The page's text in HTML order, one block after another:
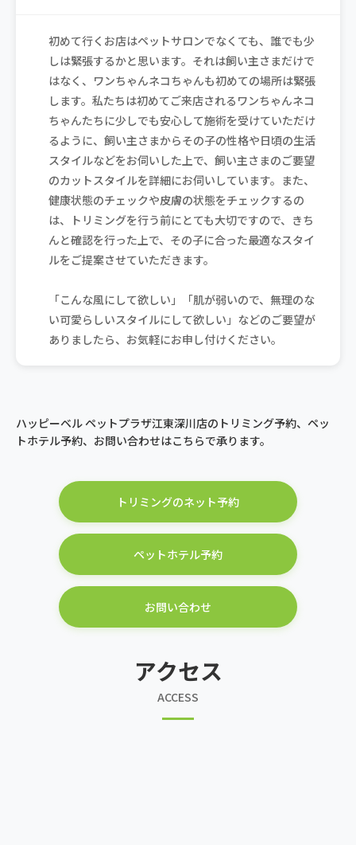
初めて行くお店はペットサロンでなくても、誰でも少
しは緊張するかと思います。それは飼い主さまだけで
はなく、ワンちゃんネコちゃんも初めての場所は緊張
します。私たちは初めてご来店されるワンちゃんネコ
ちゃんたちに少しでも安心して施術を受けていただけ
るように、飼い主さまからその子の性格や日頃の生活
スタイルなどをお伺いした上で、飼い主さまのご要望
のカットスタイルを詳細にお伺いしています。また、
健康状態のチェックや皮膚の状態をチェックするの
は、トリミングを行う前にとても大切ですので、きち
んと確認を行った上で、その子に合った最適なスタイ
ルをご提案させていただきます。
「こんな風にして欲しい」「肌が弱いので、無理のな
い可愛らしいスタイルにして欲しい」などのご要望が
ありましたら、お気軽にお申し付けください。
ハッピーベル ペットプラザ江東深川店のトリミング予約、ペッ
トホテル予約、お問い合わせはこちらで承ります。
トリミングのネット予約
ペットホテル予約
お問い合わせ
アクセス
ACCESS